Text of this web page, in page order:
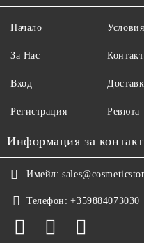
Начало
За Нас
Вход
Регистрация
Условия
Контакт
Ревюта
Информация за
Имейл:
Телефон: +359884073030